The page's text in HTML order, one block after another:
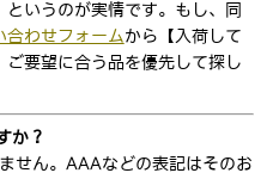
いうのが実情です。もし、同
合わせフォーム から【入荷して
要望に合う品を優先して探し
か？
せん。AAAなどの表記はそのお